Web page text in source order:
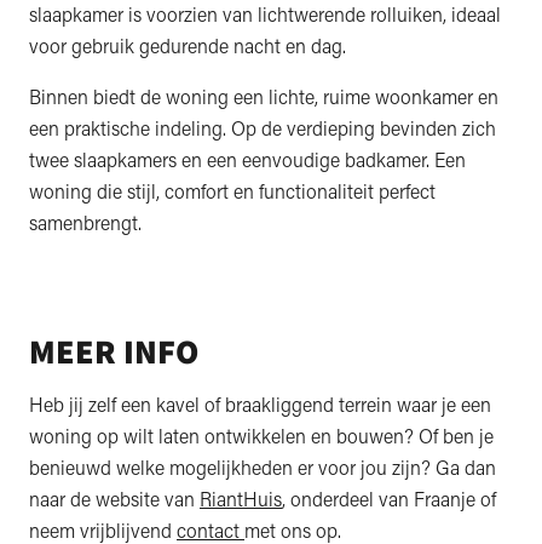
slaapkamer is voorzien van lichtwerende rolluiken, ideaal
voor gebruik gedurende nacht en dag.
Binnen biedt de woning een lichte, ruime woonkamer en
een praktische indeling. Op de verdieping bevinden zich
twee slaapkamers en een eenvoudige badkamer. Een
woning die stijl, comfort en functionaliteit perfect
samenbrengt.
MEER INFO
Heb jij zelf een kavel of braakliggend terrein waar je een
woning op wilt laten ontwikkelen en bouwen? Of ben je
benieuwd welke mogelijkheden er voor jou zijn? Ga dan
naar de website van RiantHuis, onderdeel van Fraanje of
neem vrijblijvend contact met ons op.